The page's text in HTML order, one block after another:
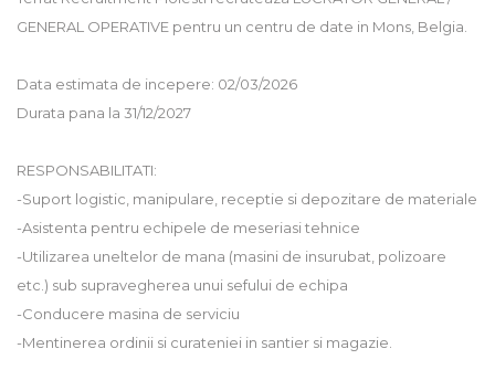
GENERAL OPERATIVE pentru un centru de date in Mons, Belgia.
Data estimata de incepere: 02/03/2026
Durata pana la 31/12/2027
RESPONSABILITATI:
-Suport logistic, manipulare, receptie si depozitare de materiale
-Asistenta pentru echipele de meseriasi tehnice
-Utilizarea uneltelor de mana (masini de insurubat, polizoare
etc.) sub supravegherea unui sefului de echipa
-Conducere masina de serviciu
-Mentinerea ordinii si curateniei in santier si magazie.